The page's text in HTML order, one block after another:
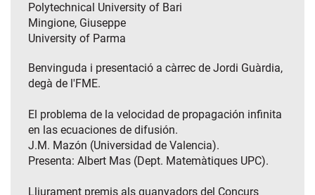
Polytechnical University of Bari
Mingione, Giuseppe
University of Parma
Benvinguda i presentació a càrrec de Jordi Guàrdia,
degà de l'FME.
El problema de la velocidad de propagación infinita
en las ecuaciones de difusión.
J.M. Mazón (Universidad de Valencia).
Presenta: Albert Mas (Dept. Matemàtiques UPC).
Lliurament premis als guanyadors del Concurs